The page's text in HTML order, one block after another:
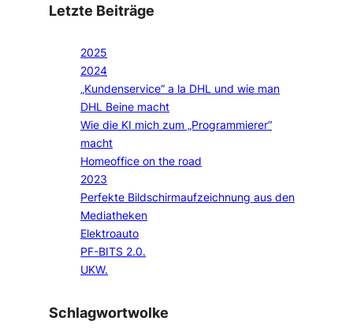
Letzte Beiträge
2025
2024
„Kundenservice“ a la DHL und wie man
DHL Beine macht
Wie die KI mich zum „Programmierer“
macht
Homeoffice on the road
2023
Perfekte Bildschirmaufzeichnung aus den
Mediatheken
Elektroauto
PF-BITS 2.0.
UKW.
Schlagwortwolke